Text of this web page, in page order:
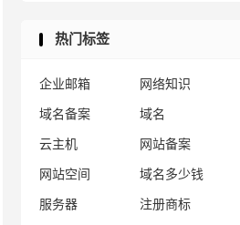
热门标签
企业邮箱 网络知识
域名备案
域名
云主机
网站备案
网站空间
域名多少钱
服务器
注册商标